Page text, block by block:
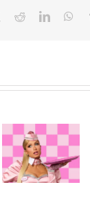
RedditLinkedIn
Paris Hilton
ponovo u ulozi
„Gloss Boss“
u kampanji
NYX